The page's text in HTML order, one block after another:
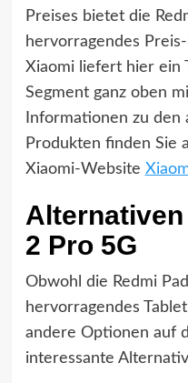
Preises bietet die
hervorragendes
Xiaomi liefert hier ein
Segment ganz oben
Informationen zu den
Produkten finden Sie
Xiaomi-Website
2 Pro 5G
Obwohl die Redmi
hervorragendes
andere Optionen auf
interessante